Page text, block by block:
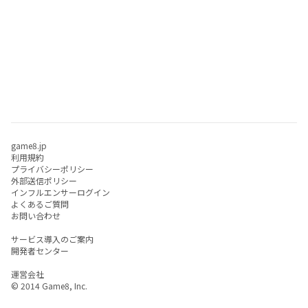
game8.jp
利用規約
プライバシーポリシー
外部送信ポリシー
インフルエンサーログイン
よくあるご質問
お問い合わせ
サービス導入のご案内
開発者センター
運営会社
© 2014 Game8, Inc.